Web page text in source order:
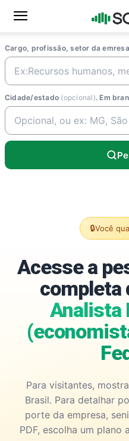
Cargo, profissão, setor da
Cidade/estado (opcional). Em
🔒Você
Acesse a
completa
Analista
Para visitantes,
Brasil. Para detalhar
porte da empresa,
PDF, escolha um